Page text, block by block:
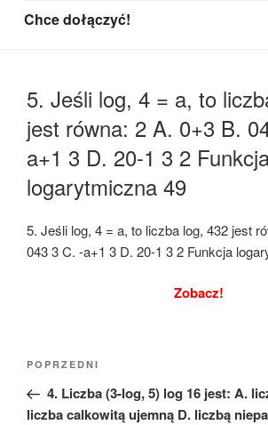
Chce dołączyć!
5. Jeśli log, 4 = a, to
jest równa: 2 A. 0+3 B.
a+1 3 D. 20-1 3 2
logarytmiczna 49
5. Jeśli log, 4 = a, to liczba log, 432 jest
043 3 C. -a+1 3 D. 20-1 3 2 Funkcja
Zobacz!
Nawigacja
Poprzedni
wpis
POPRZEDNI
4. Liczba (3-log, 5) log 16 jest: A.
liczba calkowitą ujemną D. liczbą